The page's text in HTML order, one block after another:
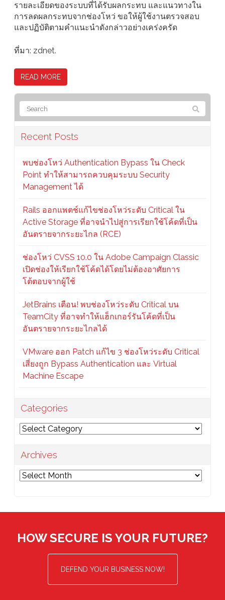
รายละเอียดของระบบที่ได้รับผลกระทบ และแนวทางใน
การลดผลกระทบจากช่องโหว่ ขอให้ผู้ใช้งานตรวจสอบ
และปฏิบัติตามคำแนะนำดังกล่าวอย่างเคร่งครัด
ที่มา: zdnet.
READ MORE
Recent Posts
พบช่องโหว่ Authentication Bypass ใน Check
Point ทำให้สามารถควบคุมระบบ Security
Management ได้
Rails ออกแพตช์แก้ไขช่องโหว่ระดับ Critical ใน
Active Storage ที่อาจนำไปสู่การเรียกใช้โค้ดที่เป็น
อันตรายจากระยะไกล (RCE)
ช่องโหว่ CVSS 10.0 ใน Adobe Campaign Classic
เปิดช่องให้เรียกใช้โค้ดได้โดยไม่ต้องอาศัยการ
โต้ตอบจากผู้ใช้
JetBrains เตือน! พบช่องโหว่ระดับ Critical บน
TeamCity ที่อาจทำให้แฮ็กเกอร์รันโค้ดที่เป็น
อันตรายจากระยะไกลได้
VMware ออก Patch แก้ไข 3 ช่องโหว่ระดับ Critical
เสี่ยงถูก Bypass Authentication และ Virtual
Machine Escape
Categories
Categories
Archives
Archives
HOW SECURE IS YOUR FUTURE?
DEFEND YOUR BUSINESS NOW!